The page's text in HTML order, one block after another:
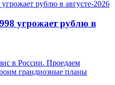
угрожает рублю в